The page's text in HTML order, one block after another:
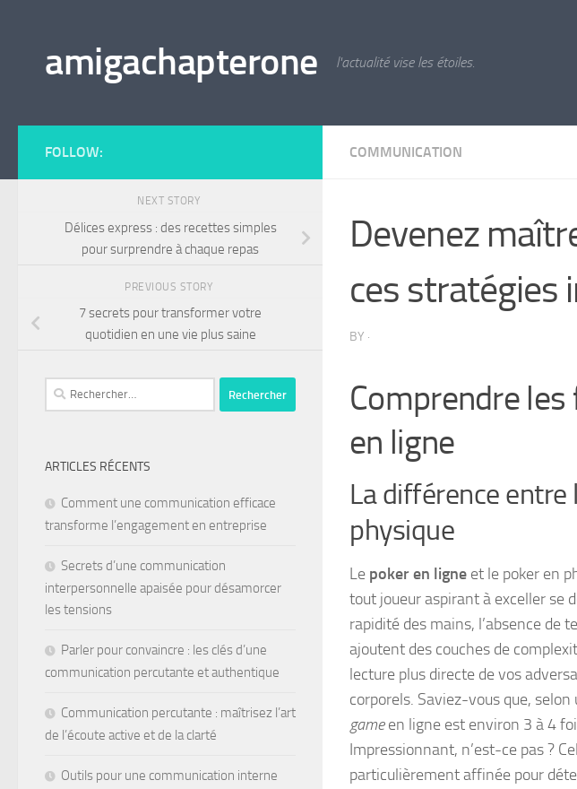
amigachapterone l'actualité vise les étoiles.
COMMUNICATION
Devenez
ces stratégies
BY ·
Comprendre
en ligne
La différence entre
physique
Le poker en ligne et le poker en
tout joueur aspirant à exceller se
rapidité des mains, l’absence de
ajoutent des couches de
lecture plus directe de vos
corporels. Saviez-vous que,
gameen ligne est environ 3 à 4
Impressionnant, n’est-ce pas ?
particulièrement affinée pour
FOLLOW:
NEXT STORY
Délices express : des recettes simples
pour surprendre à chaque repas
PREVIOUS STORY
7 secrets pour transformer votre
quotidien en une vie plus saine
ARTICLES RÉCENTS
Comment une communication efficace
transforme l’engagement en entreprise
Secrets d’une communication
interpersonnelle apaisée pour désamorcer
les tensions
Parler pour convaincre : les clés d’une
communication percutante et authentique
Communication percutante : maîtrisez l’art
de l’écoute active et de la clarté
Outils pour une communication interne